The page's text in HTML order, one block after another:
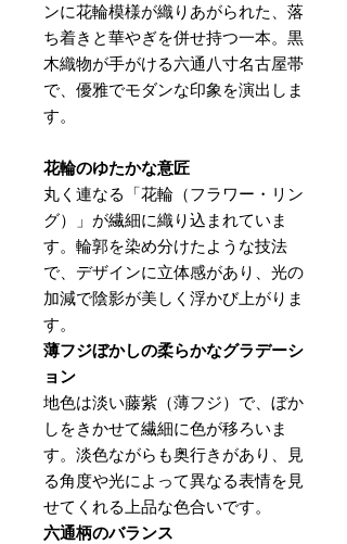
ンに花輪模様が織りあがられた、落
ち着きと華やぎを併せ持つ一本。黒
木織物が手がける六通八寸名古屋帯
で、優雅でモダンな印象を演出しま
す。
花輪のゆたかな意匠
丸く連なる「花輪（フラワー・リン
グ）」が繊細に織り込まれていま
す。輪郭を染め分けたような技法
で、デザインに立体感があり、光の
加減で陰影が美しく浮かび上がりま
す。
薄フジぼかしの柔らかなグラデーシ
ョン
地色は淡い藤紫（薄フジ）で、ぼか
しをきかせて繊細に色が移ろいま
す。淡色ながらも奥行きがあり、見
る角度や光によって異なる表情を見
せてくれる上品な色合いです。
六通柄のバランス